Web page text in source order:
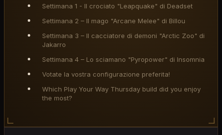
Settimana 1 - Il crociato "Leapquake" di Deadset
Settimana 2 – Il mago "Arcane Melee" di Billou
Settimana 3 – Il cacciatore di demoni "Arctic Zoo" di
Jakarro
Settimana 4 – Lo sciamano "Pyropower" di Insomnia
Votate la vostra configurazione preferita!
Which Play Your Way Thursday build did you enjoy
the most?